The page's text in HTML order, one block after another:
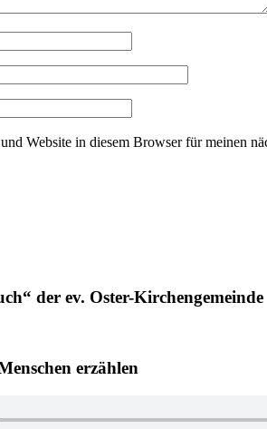
Website in diesem Browser für meinen
der ev. Oster-Kirchengemeinde
erzählen